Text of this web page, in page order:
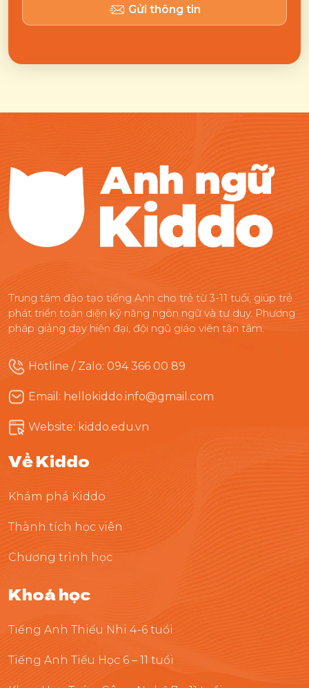
Gửi thông tin
Trung tâm đào tạo tiếng Anh cho trẻ từ 3-11 tuổi, giúp trẻ
phát triển toàn diện kỹ năng ngôn ngữ và tư duy. Phương
pháp giảng dạy hiện đại, đội ngũ giáo viên tận tâm.
Hotline / Zalo: 094 366 00 89
Email: hellokiddo.info@gmail.com
Website: kiddo.edu.vn
Về Kiddo
Khám phá Kiddo
Thành tích học viên
Chương trình học
Khoá học
Tiếng Anh Thiếu Nhi 4-6 tuổi
Tiếng Anh Tiểu Học 6 – 11 tuổi